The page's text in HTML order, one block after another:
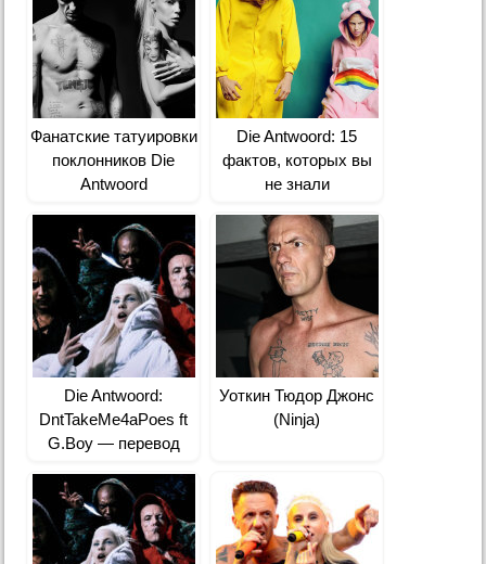
Фанатские татуировки
поклонников Die
Antwoord
Die Antwoord: 15
фактов, которых вы
не знали
Die Antwoord:
DntTakeMe4aPoes ft
G.Boy — перевод
Уоткин Тюдор Джонс
(Ninja)